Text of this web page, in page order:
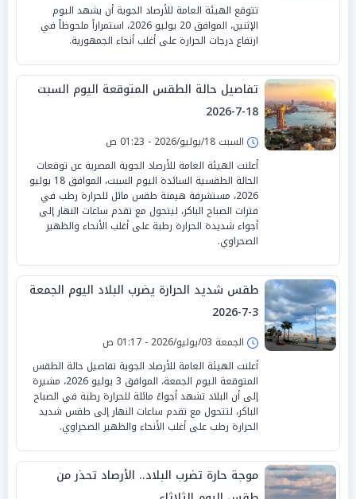
تتوقع الهيئة العامة للأرصاد الجوية أن يشهد اليوم
الإثنين، الموافق 20 يوليو 2026، استمراراً ملحوظاً في
ارتفاع درجات الحرارة على أغلب أنحاء الجمهورية.
تفاصيل حالة الطقس المتوقعة اليوم السبت
18-7-2026
السبت 18/يوليو/2026 - 01:23 ص
أعلنت الهيئة العامة للأرصاد الجوية المصرية عن توقعات
الحالة الطقسية السائدة اليوم السبت، الموافق 18 يوليو
2026، مستشرفة هيمنة طقس مائل للحرارة رطب في
فترات الصباح الباكر، ليتحول مع تقدم ساعات النهار إلى
أجواء شديدة الحرارة رطبة على أغلب الأنحاء والظهير
الصحراوي.
طقس شديد الحرارة يضرب البلاد اليوم الجمعة
3-7-2026
الجمعة 03/يوليو/2026 - 01:17 ص
أعلنت الهيئة العامة للأرصاد الجوية تفاصيل حالة الطقس
المتوقعة اليوم الجمعة، الموافق 3 يوليو 2026، مشيرة
إلى أن البلاد تشهد أجواءً مائلة للحرارة رطبة في الصباح
الباكر، لتتحول مع تقدم ساعات النهار إلى طقس شديد
الحرارة رطب على أغلب الأنحاء والظهير الصحراوي.
موجة حارة تضرب البلاد.. الأرصاد تحذر من